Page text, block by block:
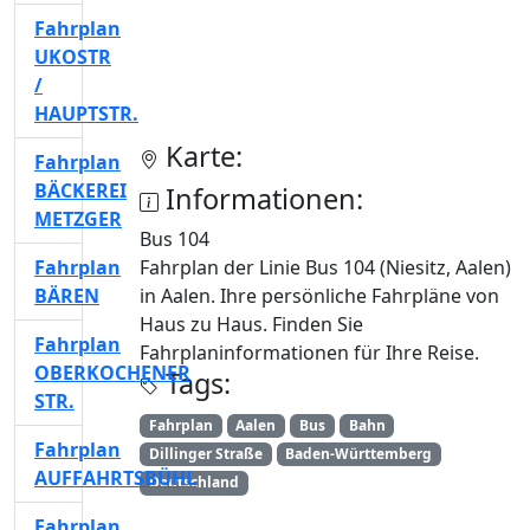
Karte:
Informationen:
Bus 104
Fahrplan der Linie Bus 104 (Niesitz, Aalen)
in Aalen. Ihre persönliche Fahrpläne von
Haus zu Haus. Finden Sie
Fahrplaninformationen für Ihre Reise.
Tags:
Fahrplan Aalen Bus
Bahn
Dillinger Straße
Baden-Württemberg
Deutschland
Fahrplan
UKOSTR
/
HAUPTSTR.
Fahrplan
BÄCKEREI
METZGER
Fahrplan
BÄREN
Fahrplan
OBERKOCHENER
STR.
Fahrplan
AUFFAHRTSBÜHL